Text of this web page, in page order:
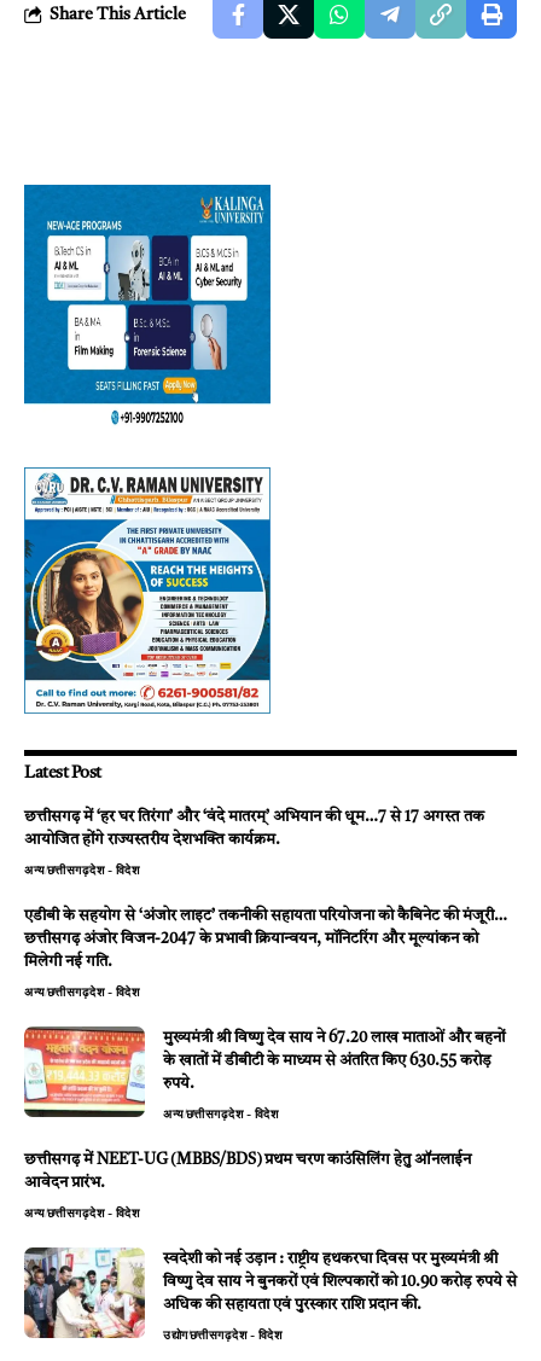
Share This Article
Latest Post
छत्तीसगढ़ में ‘हर घर तिरंगा’ और ‘वंदे मातरम्’ अभियान की धूम…7 से 17 अगस्त तक
आयोजित होंगे राज्यस्तरीय देशभक्ति कार्यक्रम.
अन्यछत्तीसगढ़देश - विदेश
एडीबी के सहयोग से ‘अंजोर लाइट’ तकनीकी सहायता परियोजना को कैबिनेट की मंजूरी…
छत्तीसगढ़ अंजोर विजन-2047 के प्रभावी क्रियान्वयन, मॉनिटरिंग और मूल्यांकन को
मिलेगी नई गति.
अन्यछत्तीसगढ़देश - विदेश
मुख्यमंत्री श्री विष्णु देव साय ने 67.20 लाख माताओं और बहनों
के खातों में डीबीटी के माध्यम से अंतरित किए 630.55 करोड़
रुपये.
अन्यछत्तीसगढ़देश - विदेश
छत्तीसगढ़ में NEET-UG (MBBS/BDS) प्रथम चरण काउंसिलिंग हेतु ऑनलाईन
आवेदन प्रारंभ.
अन्यछत्तीसगढ़देश - विदेश
स्वदेशी को नई उड़ान : राष्ट्रीय हथकरघा दिवस पर मुख्यमंत्री श्री
विष्णु देव साय ने बुनकरों एवं शिल्पकारों को 10.90 करोड़ रुपये से
अधिक की सहायता एवं पुरस्कार राशि प्रदान की.
उद्योगछत्तीसगढ़देश - विदेश